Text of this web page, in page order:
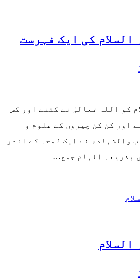
السلام كی ایک فہرست
کو اللہ تعالیٰ نے کتنے اور کس
اور کن کن چیزوں کے علوم و
والشہادۃ نے ایک لمحہ کے اندر
بذریعہ الہام جمع…
السلام